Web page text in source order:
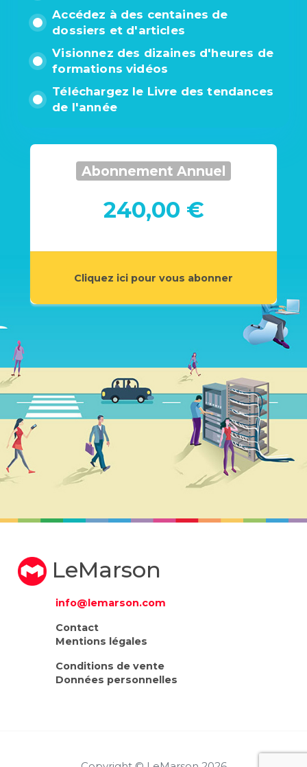
Accédez à des centaines de
dossiers et d'articles
Visionnez des dizaines d'heures de
formations vidéos
Téléchargez le Livre des tendances
de l'année
Abonnement Annuel
240,00 €
Cliquez ici pour vous abonner
LeMarson
info@lemarson.com
Contact
Mentions légales
Conditions de vente
Données personnelles